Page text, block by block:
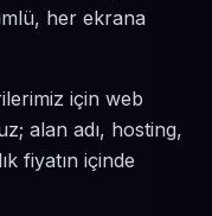
her ekrana
için web
alan adı, hosting,
fiyatın içinde